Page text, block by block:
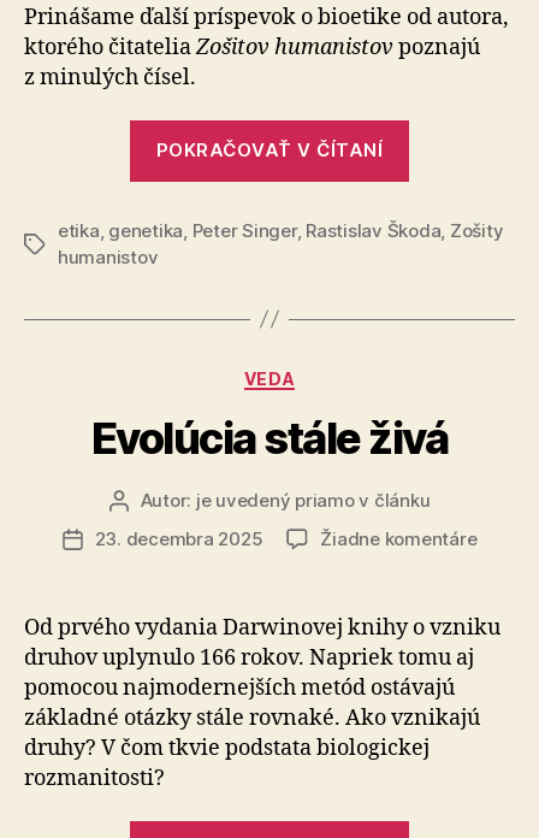
Prinášame ďalší príspevok o bioetike od autora,
ktorého čitateliaZošitov humanistov poznajú
z minulých čísel.
POKRAČOVAŤ V ČÍTANÍ
Značky
etika genetika Peter Singer, Rastislav Škoda Zošity
humanistov
Kategórie
VEDA
Evolúcia stále živá
Autor
článku
Autor: je uvedený priamo v článku
Dátum23. decembra 2025 Žiadne komentárena
živá
Od prvého vydania Darwinovej knihy o vzniku
druhov uplynulo 166 rokov. Napriek tomu aj
pomocou naj­mo­der­nej­ších metód ostávajú
základné otázky stále rovnaké. Ako vznikajú
druhy? V čom tkvie podstata biologickej
rozmanitosti?